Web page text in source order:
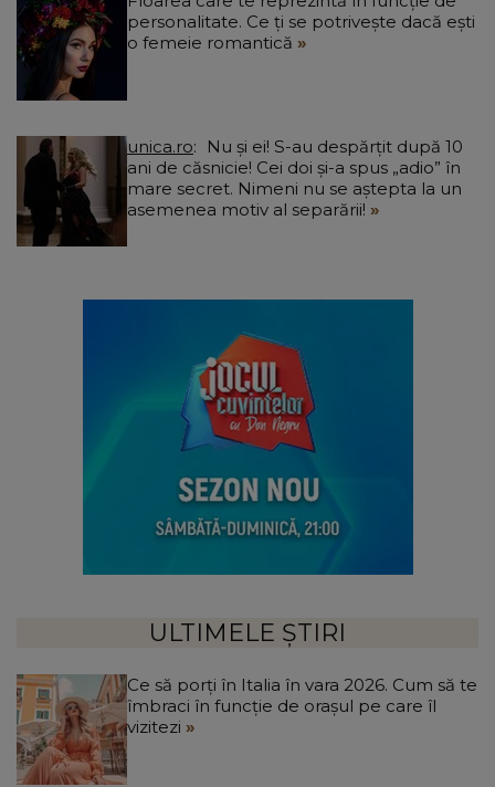
personalitate. Ce ți se potrivește dacă ești
o femeie romantică
unica.ro
ani de căsnicie! Cei doi și-a spus „adio” în
mare secret. Nimeni nu se aștepta la un
asemenea motiv al separării!
ULTIMELE ȘTIRI
Ce să porți în Italia în vara 2026. Cum să te
îmbraci în funcție de orașul pe care îl
vizitezi